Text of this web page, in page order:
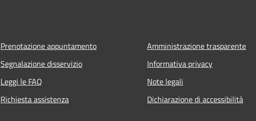
Prenotazione appuntamento
Segnalazione disservizio
Leggi le FAQ
Richiesta assistenza
Amministrazione trasparente
Informativa privacy
Note legali
Dichiarazione di accessibilità